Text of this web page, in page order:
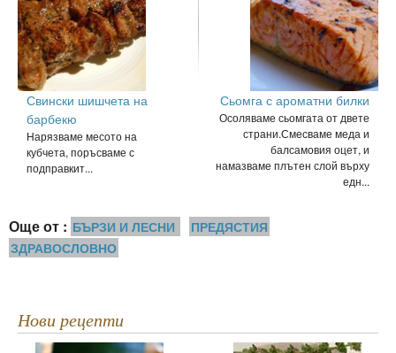
Свински шишчета на
барбекю
Нарязваме месото на
кубчета, поръсваме с
подправкит...
Сьомга с ароматни билки
Осоляваме сьомгата от двете
страни.Смесваме меда и
балсамовия оцет, и
намазваме плътен слой върху
едн...
Още от : БЪРЗИ И ЛЕСНИ
ПРЕДЯСТИЯ
ЗДРАВОСЛОВНО
Нови рецепти